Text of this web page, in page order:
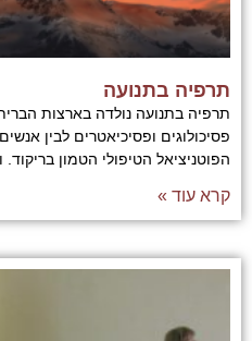
תרפיה בתנועה
תרפיה בתנועה נולדה בארצות
פסיכולוגים ופסיכיאטרים לבין
הפוטניציאל הטיפולי הטמון
קרא עוד »